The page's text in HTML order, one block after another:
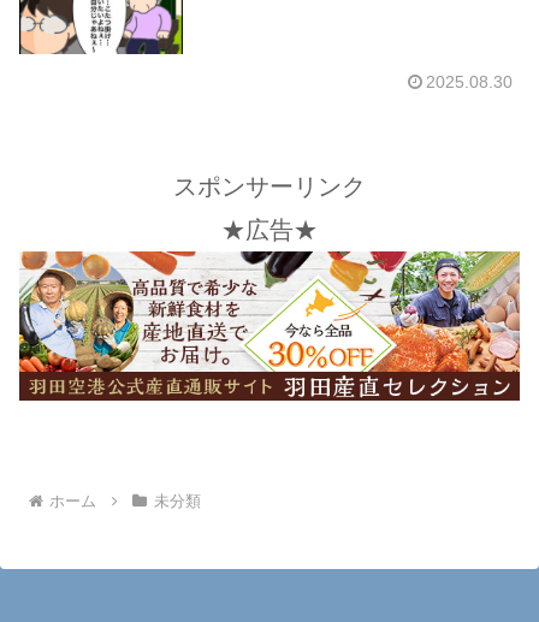
2025.08.30
スポンサーリンク
★広告★
ホーム 未分類